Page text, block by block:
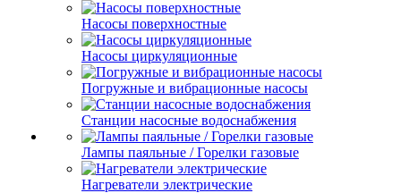
Насосы поверхностные
Насосы циркуляционные
Погружные и вибрационные насосы
Станции насосные водоснабжения
Лампы паяльные / Горелки газовые
Нагреватели электрические